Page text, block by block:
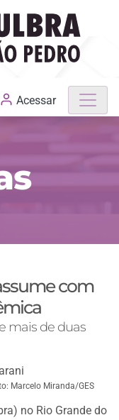
MATRÍCULAS ABERTAS
Acessar
com
mais de duas
Marcelo Miranda/GES
no Rio Grande do